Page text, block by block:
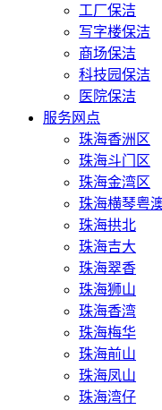
工厂保洁
写字楼保洁
商场保洁
科技园保洁
医院保洁
服务网点
珠海香洲区
珠海斗门区
珠海金湾区
珠海横琴粤
珠海拱北
珠海吉大
珠海翠香
珠海狮山
珠海香湾
珠海梅华
珠海前山
珠海凤山
珠海湾仔